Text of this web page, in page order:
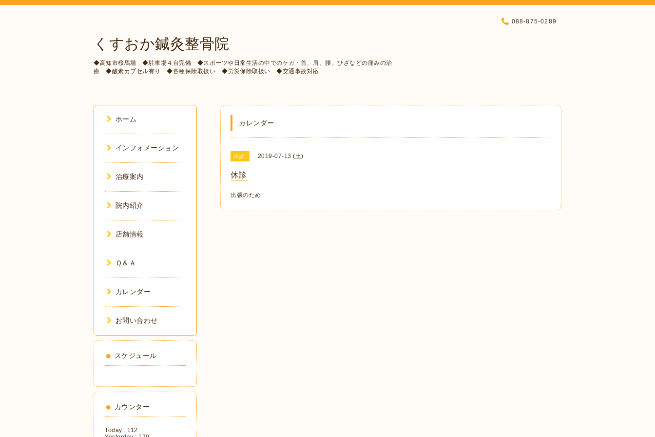
くすおか鍼灸整骨院
◆高知市桜馬場 ◆駐車場４台完備 ◆スポーツや日常生活の中でのケガ・首、肩、腰、ひざなどの痛みの治
療 ◆酸素カプセル有り ◆各種保険取扱い ◆労災保険取扱い ◆交通事故対応
088-875-0289
カレンダー
休診 2019-07-13 (土)
休診
出張のため
ホーム
インフォメーション
治療案内
院内紹介
店舗情報
Ｑ＆Ａ
カレンダー
お問い合わせ
スケジュール
カウンター
Today : 112